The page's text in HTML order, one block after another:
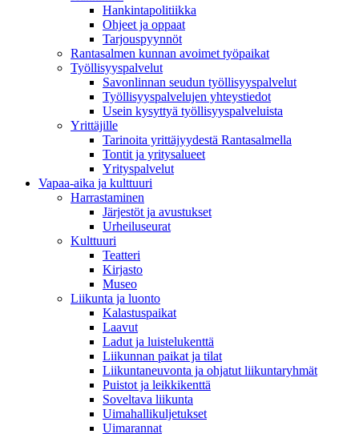
Hankintapolitiikka
Ohjeet ja oppaat
Tarjouspyynnöt
Rantasalmen kunnan avoimet työpaikat
Työllisyyspalvelut
Savonlinnan seudun työllisyyspalvelut
Työllisyyspalvelujen yhteystiedot
Usein kysyttyä työllisyyspalveluista
Yrittäjille
Tarinoita yrittäjyydestä Rantasalmella
Tontit ja yritysalueet
Yrityspalvelut
Vapaa-aika ja kulttuuri
Harrastaminen
Järjestöt ja avustukset
Urheiluseurat
Kulttuuri
Teatteri
Kirjasto
Museo
Liikunta ja luonto
Kalastuspaikat
Laavut
Ladut ja luistelukenttä
Liikunnan paikat ja tilat
Liikuntaneuvonta ja ohjatut liikuntaryhmät
Puistot ja leikkikenttä
Soveltava liikunta
Uimahallikuljetukset
Uimarannat